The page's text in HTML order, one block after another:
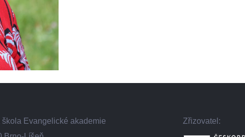
Evangelické akademie
Zřizovatel: